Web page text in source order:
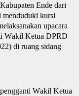
Ende dari
menduduki kursi
upacara
WakilKetua DPRD
di ruang sidang
WakilKetua